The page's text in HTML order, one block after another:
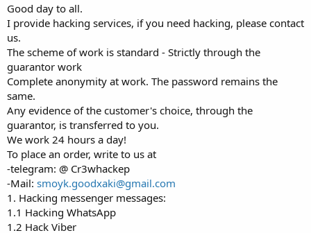
Good day to all.
I provide hacking services, if you need hacking, please contact
us.
The scheme of work is standard - Strictly through the
guarantor work
Complete anonymity at work. The password remains the
same.
Any evidence of the customer's choice, through the
guarantor, is transferred to you.
We work 24 hours a day!
To place an order, write to us at
-telegram: @ Cr3whackep
-Mail: smoyk.goodxaki@gmail.com
1. Hacking messenger messages:
1.1 Hacking WhatsApp
1.2 Hack Viber